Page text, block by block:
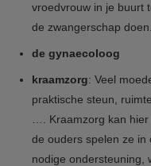
vroedvrouw in je buurt
de zwangerschap doen.
de gynaecoloog
kraamzorg: Veel
praktische steun,
Kraamzorg kan
de ouders spelen ze in
nodige ondersteuning,